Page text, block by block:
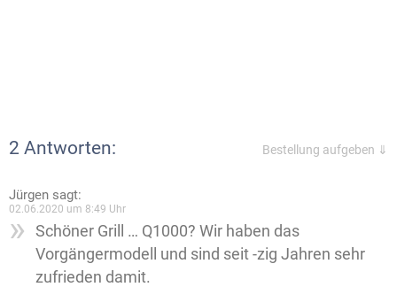
2 Antworten: Bestellung aufgeben ⇓
Jürgen sagt:
02.06.2020 um 8:49 Uhr
Schöner Grill … Q1000? Wir haben das
Vorgängermodell und sind seit -zig Jahren sehr
zufrieden damit.